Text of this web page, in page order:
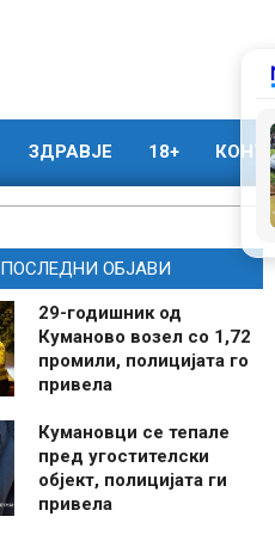
ЗДРАВЈЕ 18+
ПОСЛЕДНИ ОБЈАВИ
29-годишник од
Куманово возел со 1,72
промили, полицијата го
привела
Кумановци се тепале
пред угостителски
објект, полицијата ги
привела